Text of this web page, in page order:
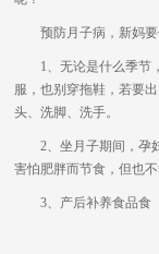
预防月子病，新妈要
1、无论是什么季节，
服，也别穿拖鞋，若要
头、洗脚、洗手。
2、坐月子期间，孕妇
害怕肥胖而节食，但也
3、产后补养食品食